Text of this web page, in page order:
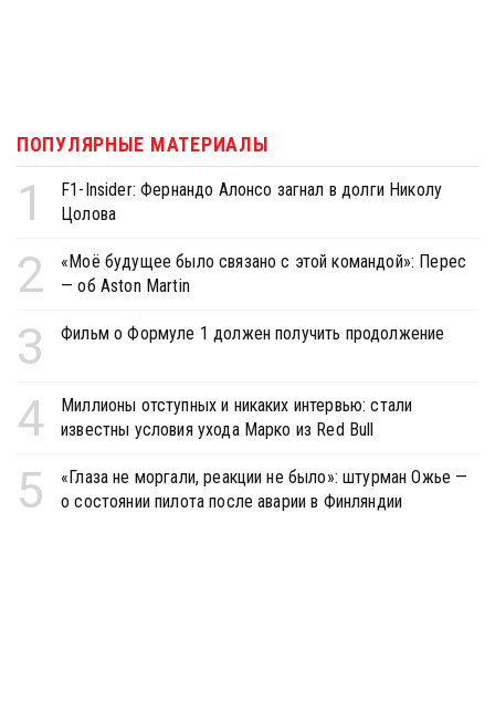
ПОПУЛЯРНЫЕ МАТЕРИАЛЫ
1
F1-Insider: Фернандо Алонсо загнал в долги Николу
Цолова
2
«Моё будущее было связано с этой командой»: Перес
— об Aston Martin
3 Фильм о Формуле 1 должен получить продолжение
4
Миллионы отступных и никаких интервью: стали
известны условия ухода Марко из Red Bull
5
«Глаза не моргали, реакции не было»: штурман Ожье —
о состоянии пилота после аварии в Финляндии